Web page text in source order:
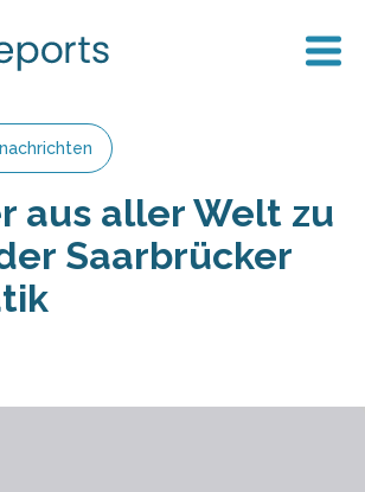
aus aller Welt zu
Saarbrücker